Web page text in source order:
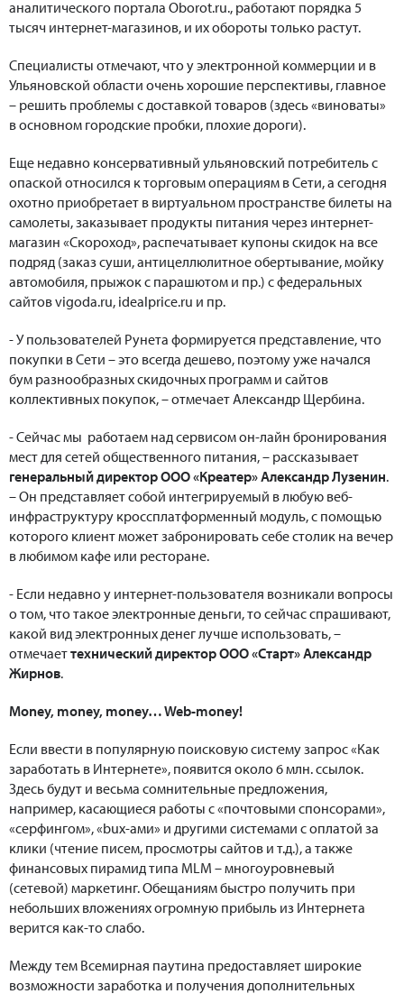
аналитического портала Oborot.ru., работают порядка 5
тысяч интернет-магазинов, и их обороты только растут.
Специалисты отмечают, что у электронной коммерции и в
Ульяновской области очень хорошие перспективы, главное
– решить проблемы с доставкой товаров (здесь «виноваты»
в основном городские пробки, плохие дороги).
Еще недавно консервативный ульяновский потребитель с
опаской относился к торговым операциям в Сети, а сегодня
охотно приобретает в виртуальном пространстве билеты на
самолеты, заказывает продукты питания через интернет-
магазин «Скороход», распечатывает купоны скидок на все
подряд (заказ суши, антицеллюлитное обертывание, мойку
автомобиля, прыжок с парашютом и пр.) с федеральных
сайтов vigoda.ru, idealprice.ru и пр.
- У пользователей Рунета формируется представление, что
покупки в Сети – это всегда дешево, поэтому уже начался
бум разнообразных скидочных программ и сайтов
коллективных покупок, – отмечает Александр Щербина.
- Сейчас мы работаем над сервисом он-лайн бронирования
мест для сетей общественного питания, – рассказывает
генеральный директор ООО «Креатер» Александр Лузенин.
– Он представляет собой интегрируемый в любую веб-
инфраструктуру кроссплатформенный модуль, с помощью
которого клиент может забронировать себе столик на вечер
в любимом кафе или ресторане.
- Если недавно у интернет-пользователя возникали вопросы
о том, что такое электронные деньги, то сейчас спрашивают,
какой вид электронных денег лучше использовать, –
отмечаеттехнический директор ООО «Старт» Александр
Жирнов.
Money, money, money… Web-money!
Если ввести в популярную поисковую систему запрос «Как
заработать в Интернете», появится около 6 млн. ссылок.
Здесь будут и весьма сомнительные предложения,
например, касающиеся работы с «почтовыми спонсорами»,
«серфингом», «bux-ами» и другими системами с оплатой за
клики (чтение писем, просмотры сайтов и т.д.), а также
финансовых пирамид типа MLM – многоуровневый
(сетевой) маркетинг. Обещаниям быстро получить при
небольших вложениях огромную прибыль из Интернета
верится как-то слабо.
Между тем Всемирная паутина предоставляет широкие
возможности заработка и получения дополнительных